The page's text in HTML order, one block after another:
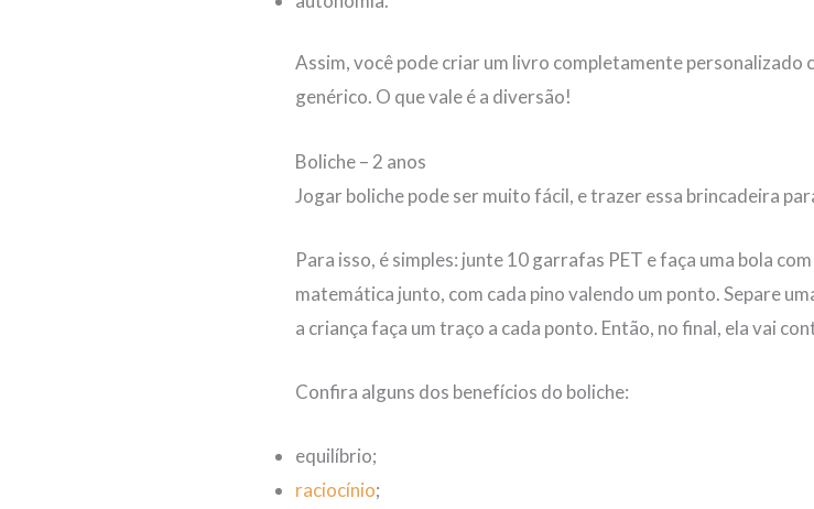
Assim, você pode criar um livro completamente personalizado
genérico. O que vale é a diversão!
Boliche – 2 anos
Jogar boliche pode ser muito fácil, e trazer essa brincadeira
Para isso, é simples: junte 10 garrafas PET e faça uma bola
matemática junto, com cada pino valendo um ponto. Separe
a criança faça um traço a cada ponto. Então, no final, ela vai
Confira alguns dos benefícios do boliche:
equilíbrio;
raciocínio;